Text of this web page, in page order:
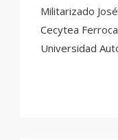
Militarizado
Cecytea
Universidad